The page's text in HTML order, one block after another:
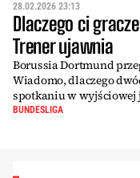
28.02.2026 23:13
Dlaczego ci
Trener ujawnia
Borussia Dortmund
Wiadomo, dlaczego
spotkaniu w wyjściowej
BUNDESLIGA